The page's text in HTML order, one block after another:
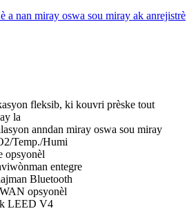
fleksib, ki kouvri prèske tout
la
anndan miray oswa sou miray
Temp./Humi
opsyonèl
entegre
Bluetooth
opsyonèl
LEED V4